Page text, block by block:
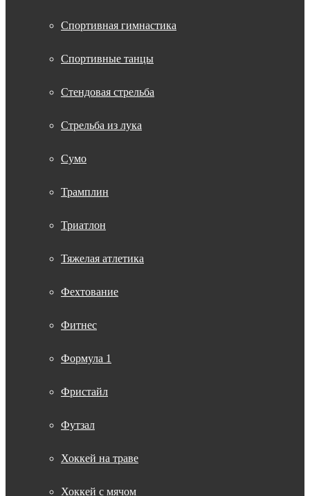
Спортивная гимнастика
Спортивные танцы
Стендовая стрельба
Стрельба из лука
Сумо
Трамплин
Триатлон
Тяжелая атлетика
Фехтование
Фитнес
Формула 1
Фристайл
Футзал
Хоккей на траве
Хоккей с мячом